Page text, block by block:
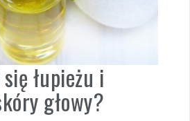
łupieżu i
głowy?